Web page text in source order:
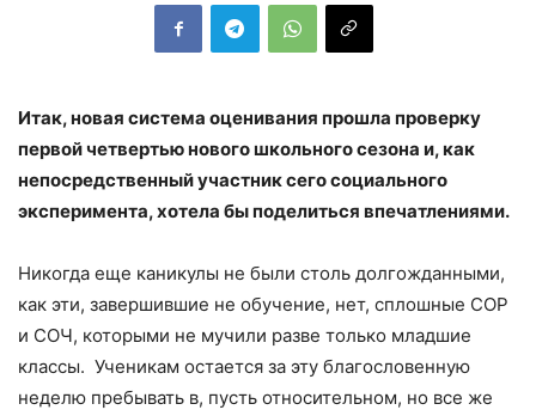
Итак, новая система оценивания прошла проверку
первой четвертью нового школьного сезона и, как
непосредственный участник сего социального
эксперимента, хотела бы поделиться впечатлениями.
Никогда еще каникулы не были столь долгожданными,
как эти, завершившие не обучение, нет, сплошные СОР
и СОЧ, которыми не мучили разве только младшие
классы. Ученикам остается за эту благословенную
неделю пребывать в, пусть относительном, но все же